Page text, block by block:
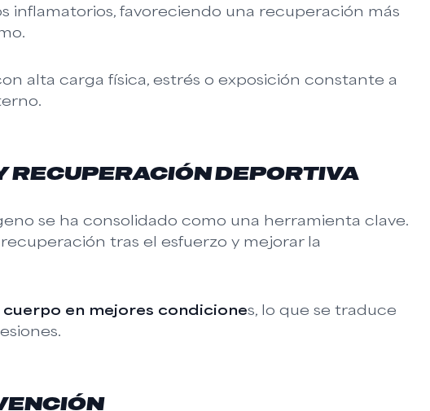
inflamatorios, favoreciendo una recuperación más
alta carga física, estrés o exposición constante a
RECUPERACIÓN DEPORTIVA
se ha consolidado como una herramienta clave.
tras el esfuerzo y mejorar la
en mejores condiciones, lo que se traduce